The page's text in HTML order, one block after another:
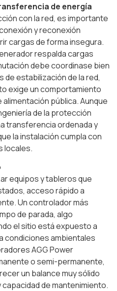
de energía
con la red, es importante
y reconexión
cargas de forma insegura.
respalda cargas
debe coordinase bien
de estabilización de la red,
exige un comportamiento
pública. Aunque
de la protección
transferencia ordenada y
la instalación cumpla con
locales.
equipos y tableros que
acceso rápido a
Un controlador más
de parada, algo
el sitio está expuesto a
condiciones ambientales
AGG Power
o semi-permanente,
un balance muy sólido
de mantenimiento.